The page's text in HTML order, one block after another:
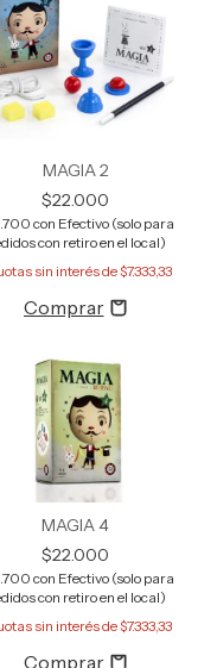
MAGIA 2
$22.000
con Efectivo (solo para
con retiro en el local)
sin interés de$7.333,33
MAGIA 4
$22.000
con Efectivo (solo para
con retiro en el local)
sin interés de$7.333,33